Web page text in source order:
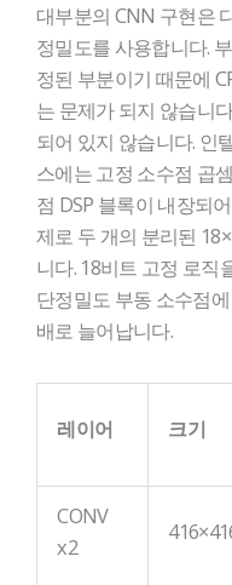
대부분의 CNN 구현은
정밀도를 사용합니다.
정된 부분이기 때문에
는 문제가 되지 않습니
되어 있지 않습니다. 인
스에는 고정 소수점 곱
점 DSP 블록이 내장되
제로 두 개의 분리된
니다. 18비트 고정 로직
단정밀도 부동 소수점
배로 늘어납니다.
레이어 크기
CONV
x2